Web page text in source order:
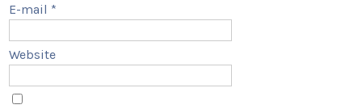
E-mail *
Website